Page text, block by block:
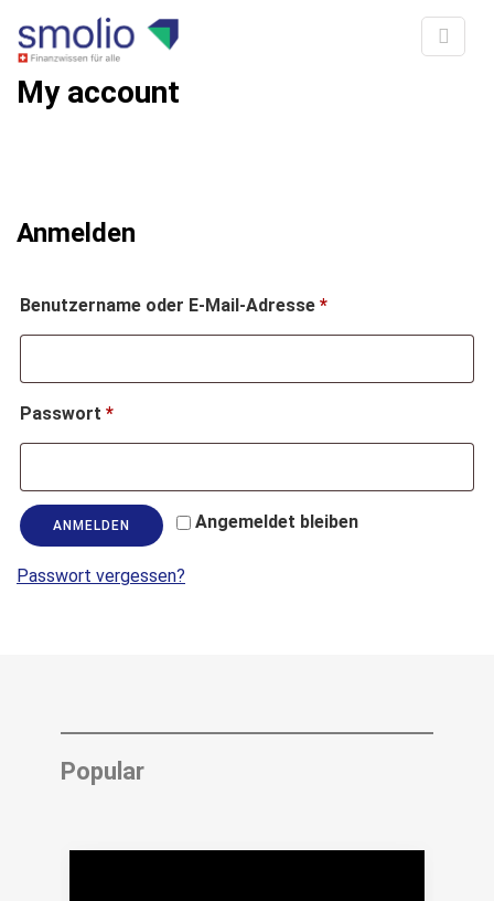
My account
Anmelden
Benutzername oder E-Mail-Adresse *Erforderlich
Passwort *Erforderlich
Angemeldet bleiben
ANMELDEN
Passwort vergessen?
Popular